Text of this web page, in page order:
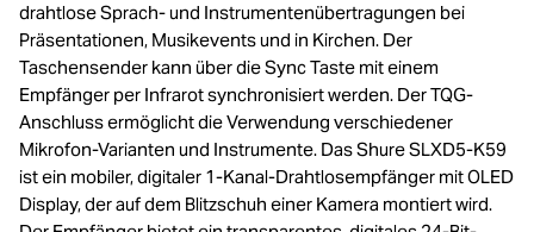
drahtlose Sprach- und Instrumentenübertragungen bei
Präsentationen, Musikevents und in Kirchen. Der
Taschensender kann über die Sync Taste mit einem
Empfänger per Infrarot synchronisiert werden. Der TQG-
Anschluss ermöglicht die Verwendung verschiedener
Mikrofon-Varianten und Instrumente. Das Shure SLXD5-K59
ist ein mobiler, digitaler 1-Kanal-Drahtlosempfänger mit OLED
Display, der auf dem Blitzschuh einer Kamera montiert wird.